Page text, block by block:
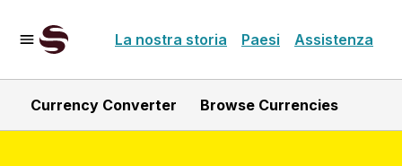
La nostra storia Paesi Assistenza
Currency Converter Browse Currencies